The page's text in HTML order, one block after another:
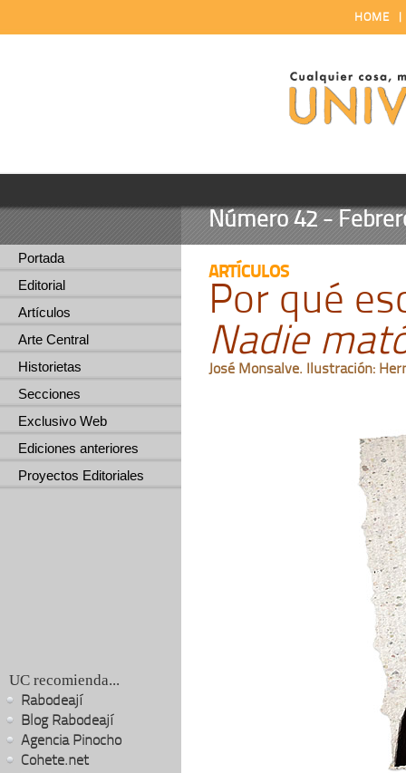
HOME
Número 42 -
Portada
Editorial
Artículos
Arte Central
Historietas
Secciones
Exclusivo Web
Ediciones anteriores
Proyectos Editoriales
UC recomienda...
Rabodeají
Blog Rabodeají
Agencia Pinocho
Cohete.net
ARTÍCULOS
Por qué
Nadie
José Monsalve. Ilustración: